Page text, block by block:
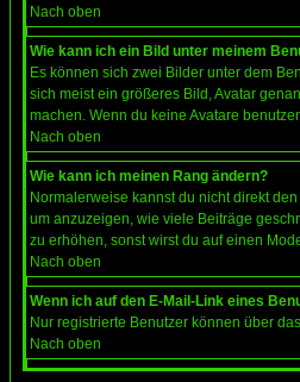
Nach oben
Wie kann ich ein Bild unter meinem
Es können sich zwei Bilder unter dem
sich meist ein größeres Bild, Avatar
machen. Wenn du keine Avatare
Nach oben
Wie kann ich meinen Rang ändern?
Normalerweise kannst du nicht direkt
um anzuzeigen, wie viele Beiträge
zu erhöhen, sonst wirst du auf einen
Nach oben
Wenn ich auf den E-Mail-Link eines
Nur registrierte Benutzer können über
Nach oben